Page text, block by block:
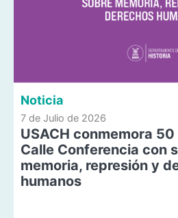
Noticia
7 de Julio de 2026
USACH conmemora
Calle Conferencia con
memoria, represión y
humanos